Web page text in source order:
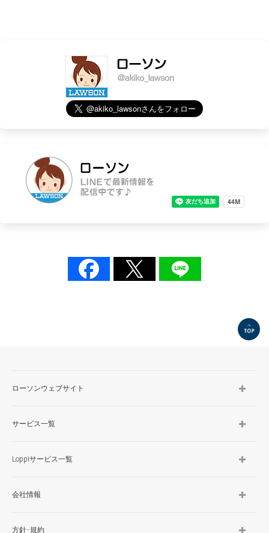
ローソンウェブサイト
サービス一覧
Loppiサービス一覧
会社情報
方針･規約